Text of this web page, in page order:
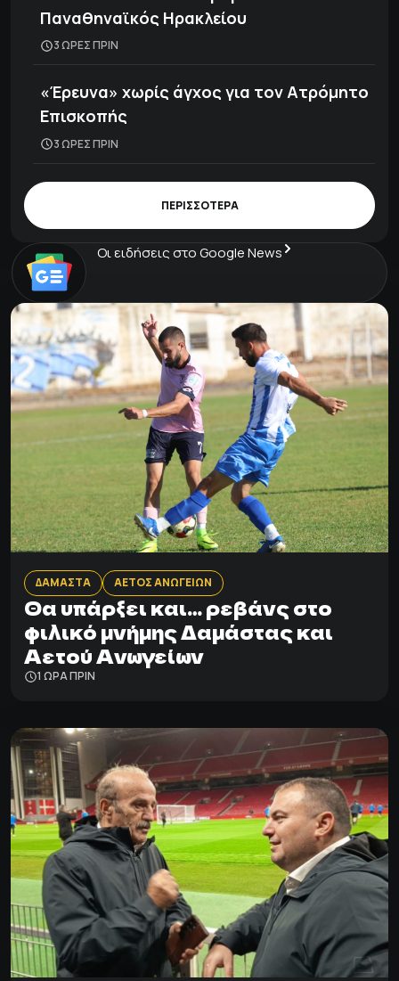
Παναθηναϊκός Ηρακλείου
3 ΩΡΕΣ ΠΡΙΝ
«Έρευνα» χωρίς άγχος για τον Ατρόμητο
Επισκοπής
3 ΩΡΕΣ ΠΡΙΝ
ΠΕΡΙΣΣΟΤΕΡΑ
Οι ειδήσεις στο Google News
ΔΑΜΑΣΤΑ ΑΕΤΟΣ ΑΝΩΓΕΙΩΝ
Θα υπάρξει και… ρεβάνς στο
φιλικό μνήμης Δαμάστας και
Αετού Ανωγείων
1 ΩΡΑ ΠΡΙΝ